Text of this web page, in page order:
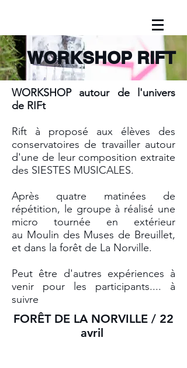
WORKSHOP RIFT
WORKSHOP autour de l'univers
de RIFt
Rift à proposé aux élèves des
conservatoires de travailler autour
d'une de leur composition extraite
des SIESTES MUSICALES.
Après quatre matinées de
répétition, le groupe à réalisé une
micro tournée en extérieur
au Moulin des Muses de Breuillet,
et dans la forêt de La Norville.
Peut être d'autres expériences à
venir pour les participants.... à
suivre
FORÊT DE LA NORVILLE / 22
avril